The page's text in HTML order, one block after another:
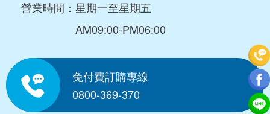
營業時間：星期一至星期五
AM09:00-PM06:00
免付費訂購專線
0800-369-370